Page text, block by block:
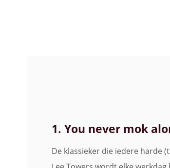
1. You never mok
De klassieker die iedere harde